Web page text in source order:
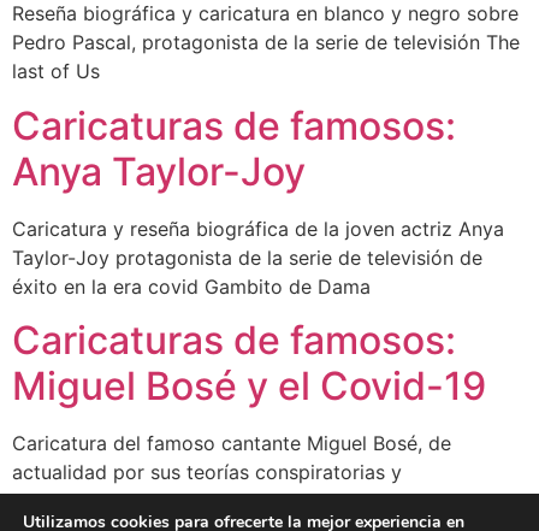
Reseña biográfica y caricatura en blanco y negro sobre
Pedro Pascal, protagonista de la serie de televisión The
last of Us
Caricaturas de famosos:
Anya Taylor-Joy
Caricatura y reseña biográfica de la joven actriz Anya
Taylor-Joy protagonista de la serie de televisión de
éxito en la era covid Gambito de Dama
Caricaturas de famosos:
Miguel Bosé y el Covid-19
Caricatura del famoso cantante Miguel Bosé, de
actualidad por sus teorías conspiratorias y
negacionistas sobre el Covid-19
Utilizamos cookies para ofrecerte la mejor experiencia en